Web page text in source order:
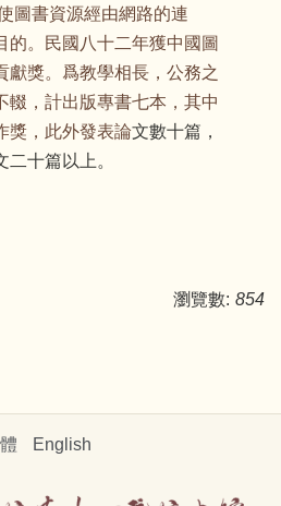
圖書資源經由網路的連
的。民國八十二年獲中國圖
獻獎。爲教學相長，公務之
輟，計出版專書七本，其中
獎，此外發表論文數十篇，
十篇以上。
瀏覽數: 854
English